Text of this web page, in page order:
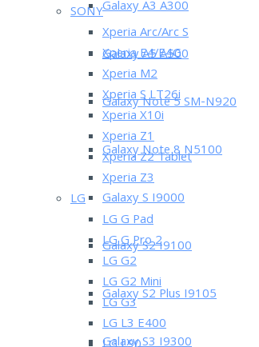
Galaxy A3 A300
Galaxy A5 A500
Galaxy Note 5 SM-N920
Galaxy Note 8 N5100
Galaxy S I9000
Galaxy S2 I9100
Galaxy S2 Plus I9105
SONY
Xperia Arc/Arc S
Xperia E4/E4G
Xperia M2
Xperia S LT26i
Xperia X10i
Xperia Z1
Xperia Z2 Tablet
Xperia Z3
LG
LG G Pad
LG G Pro 2
LG G2
LG G2 Mini
LG G3
LG L3 E400